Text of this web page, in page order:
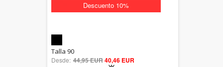
Descuento 10%
out of 5
Talla 90
Desde: 44,95 EUR40,46 EUR